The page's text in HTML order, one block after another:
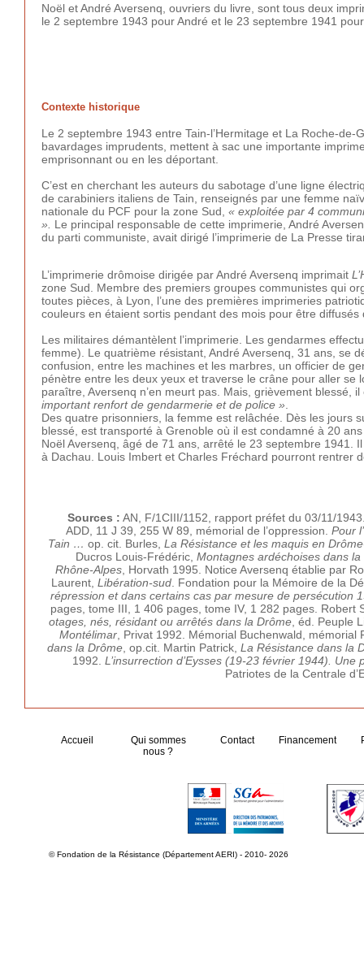
Noël et André Aversenq, ouvriers du livre, sont tous deux
le 2 septembre 1943 pour André et le 23 septembre 1941
Contexte historique
Le 2 septembre 1943 entre Tain-l’Hermitage et La Roche-
bavardages imprudents, mettent à sac une importante
emprisonnant ou en les déportant.
C’est en cherchant les auteurs du sabotage d’une ligne
de carabiniers italiens de Tain, renseignés par une femme
nationale du PCF pour la zone Sud, « exploitée par 4
».
Le principal responsable de cette imprimerie, André
du parti communiste, avait dirigé l’imprimerie de La Presse
L’imprimerie drômoise dirigée par André Aversenq imprimait
zone Sud. Membre des premiers groupes communistes qui
toutes pièces, à Lyon, l’une des premières imprimeries
couleurs en étaient sortis pendant des mois pour être
Les militaires démantèlent l’imprimerie. Les gendarmes
femme). Le quatrième résistant, André Aversenq, 31 ans, se
confusion, entre les machines et les marbres, un officier de
pénètre entre les deux yeux et traverse le crâne pour aller se
paraître, Aversenq n’en meurt pas. Mais, grièvement blessé,
important renfort de gendarmerie et de police »
Des quatre prisonniers, la femme est relâchée. Dès les jours
blessé, est transporté à Grenoble où il est condamné à 20
Noël Aversenq, âgé de 71 ans, arrêté le 23 septembre
à Dachau. Louis Imbert et Charles Fréchard pourront rentrer
Sources : AN, F/1CIII/1152, rapport préfet du 03/11/
ADD, 11 J 39, 255 W 89, mémorial de l’oppression. Pour
Tain … op. cit. Burles, La Résistance et les maquis en
Ducros Louis-Frédéric, Montagnes ardéchoises dans la
Rhône-Alpes , Horvath 1995. Notice Aversenq établie par
Laurent, Libération-sud . Fondation pour la Mémoire de la
répression et dans certains cas par mesure de persécution
pages, tome III, 1 406 pages, tome IV, 1 282 pages. Robert
otages, nés, résidant ou arrêtés dans la Drôme , éd. Peuple
Montélimar , Privat 1992. Mémorial Buchenwald,
dans la Drôme , op.cit. Martin Patrick, La Résistance dans la
1992. L’insurrection d’Eysses (19-23 février 1944). Une
Patriotes de la Centrale
Accueil
Qui sommes
nous ?
Contact Financement
© Fondation de la Résistance (Département AERI) - 2010- 2026